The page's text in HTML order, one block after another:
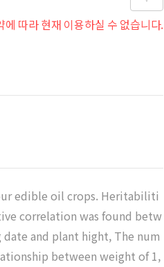
즐겨찾
따라 현재 이용하실 수 없습니다.
edible oil crops. Heritabiliti
correlation was found betw
and plant hight, The num
between weight of 1,